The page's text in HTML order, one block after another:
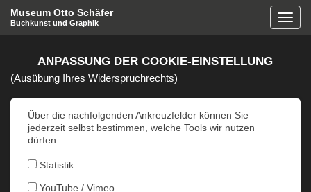
Museum Otto Schäfer
Buchkunst und Graphik
ANPASSUNG DER COOKIE-EINSTELLUNG
(Ausübung Ihres Widerspruchrechts)
Über die nachfolgenden Ankreuzfelder können Sie
jederzeit selbst bestimmen, welche Tools wir nutzen
dürfen:
Statistik
YouTube / Vimeo